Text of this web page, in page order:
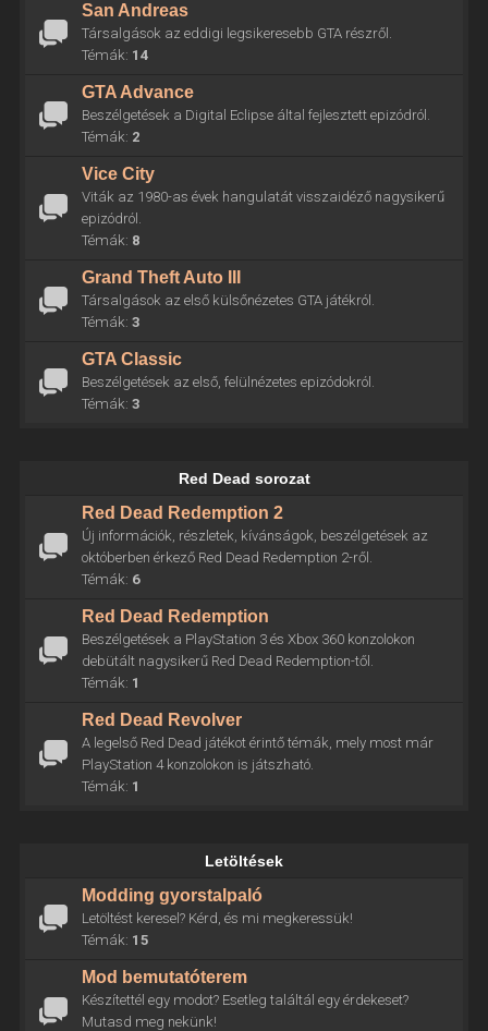
San Andreas
Társalgások az eddigi legsikeresebb GTA részről.
Témák: 14
GTA Advance
Beszélgetések a Digital Eclipse által fejlesztett epizódról.
Témák: 2
Vice City
Viták az 1980-as évek hangulatát visszaidéző nagysikerű
epizódról.
Témák: 8
Grand Theft Auto III
Társalgások az első külsőnézetes GTA játékról.
Témák: 3
GTA Classic
Beszélgetések az első, felülnézetes epizódokról.
Témák: 3
Red Dead sorozat
Red Dead Redemption 2
Új információk, részletek, kívánságok, beszélgetések az
októberben érkező Red Dead Redemption 2-ről.
Témák: 6
Red Dead Redemption
Beszélgetések a PlayStation 3 és Xbox 360 konzolokon
debütált nagysikerű Red Dead Redemption-től.
Témák: 1
Red Dead Revolver
A legelső Red Dead játékot érintő témák, mely most már
PlayStation 4 konzolokon is játszható.
Témák: 1
Letöltések
Modding gyorstalpaló
Letöltést keresel? Kérd, és mi megkeressük!
Témák: 15
Mod bemutatóterem
Készítettél egy modot? Esetleg találtál egy érdekeset?
Mutasd meg nekünk!